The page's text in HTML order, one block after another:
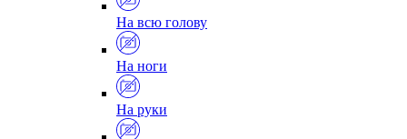
На всю голову
На ноги
На руки